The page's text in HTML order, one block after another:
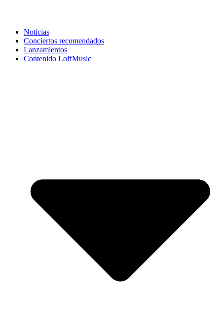
Noticias
Conciertos recomendados
Lanzamientos
Contenido LoffMusic